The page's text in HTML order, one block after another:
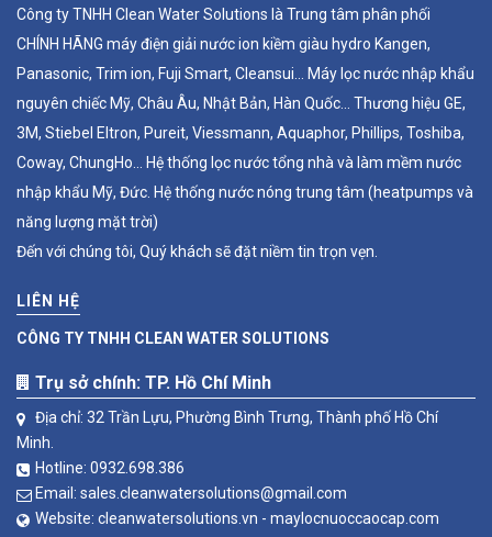
Công ty TNHH Clean Water Solutions là Trung tâm phân phối
CHÍNH HÃNG máy điện giải nước ion kiềm giàu hydro Kangen,
Panasonic, Trim ion, Fuji Smart, Cleansui... Máy lọc nước nhập khẩu
nguyên chiếc Mỹ, Châu Âu, Nhật Bản, Hàn Quốc... Thương hiệu GE,
3M, Stiebel Eltron, Pureit, Viessmann, Aquaphor, Phillips, Toshiba,
Coway, ChungHo... Hệ thống lọc nước tổng nhà và làm mềm nước
nhập khẩu Mỹ, Đức. Hệ thống nước nóng trung tâm (heatpumps và
năng lượng mặt trời)
Đến với chúng tôi, Quý khách sẽ đặt niềm tin trọn vẹn.
LIÊN HỆ
CÔNG TY TNHH CLEAN WATER SOLUTIONS
Trụ sở chính: TP. Hồ Chí Minh
Địa chỉ: 32 Trần Lựu, Phường Bình Trưng, Thành phố Hồ Chí
Minh.
Hotline: 0932.698.386
Email: sales.cleanwatersolutions@gmail.com
Website: cleanwatersolutions.vn - maylocnuoccaocap.com